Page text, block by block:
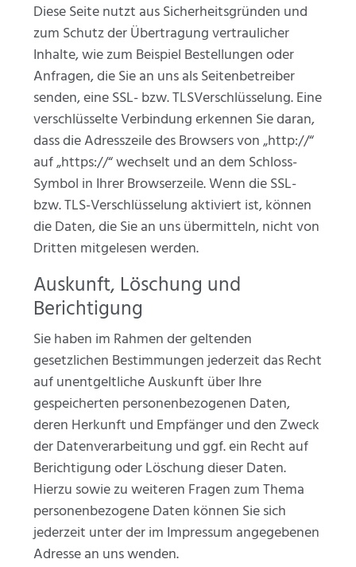
Diese Seite nutzt aus Sicherheitsgründen und
zum Schutz der Übertragung vertraulicher
Inhalte, wie zum Beispiel Bestellungen oder
Anfragen, die Sie an uns als Seitenbetreiber
senden, eine SSL- bzw. TLSVerschlüsselung. Eine
verschlüsselte Verbindung erkennen Sie daran,
dass die Adresszeile des Browsers von „http://“
auf „https://“ wechselt und an dem Schloss-
Symbol in Ihrer Browserzeile. Wenn die SSL-
bzw. TLS-Verschlüsselung aktiviert ist, können
die Daten, die Sie an uns übermitteln, nicht von
Dritten mitgelesen werden.
Auskunft, Löschung und
Berichtigung
Sie haben im Rahmen der geltenden
gesetzlichen Bestimmungen jederzeit das Recht
auf unentgeltliche Auskunft über Ihre
gespeicherten personenbezogenen Daten,
deren Herkunft und Empfänger und den Zweck
der Datenverarbeitung und ggf. ein Recht auf
Berichtigung oder Löschung dieser Daten.
Hierzu sowie zu weiteren Fragen zum Thema
personenbezogene Daten können Sie sich
jederzeit unter der im Impressum angegebenen
Adresse an uns wenden.